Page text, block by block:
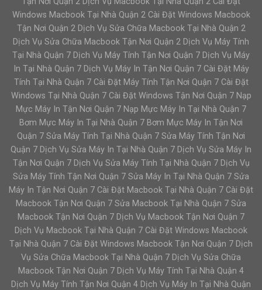
Windows Macbook Tại Nhà Quận 2 Cài Đặt Windows Macbook
Tận Nơi Quận 2 Dịch Vụ Sửa Chữa Macbook Tại Nhà Quận 2
Dịch Vụ Sửa Chữa Macbook Tận Nơi Quận 2 Dịch Vụ Máy Tính
Tại Nhà Quận 7 Dịch Vụ Máy Tính Tận Nơi Quận 7 Dịch Vụ Máy
In Tại Nhà Quận 7 Dịch Vụ Máy In Tận Nơi Quận 7 Cài Đặt Máy
Tính Tại Nhà Quận 7 Cài Đặt Máy Tính Tận Nơi Quận 7 Cài Đặt
Windows Tại Nhà Quận 7 Cài Đặt Windows Tận Nơi Quận 7 Nạp
Mực Máy In Tận Nơi Quận 7 Nạp Mực Máy In Tại Nhà Quận 7
Bơm Mực Máy In Tại Nhà Quận 7 Bơm Mực Máy In Tận Nơi
Quận 7 Sửa Máy Tính Tại Nhà Quận 7 Sửa Máy Tính Tận Nơi
Quận 7 Dịch Vụ Sửa Máy In Tại Nhà Quận 7 Dịch Vụ Sửa Máy In
Tận Nơi Quận 7 Dịch Vụ Sửa Máy Tính Tại Nhà Quận 7 Dịch Vụ
Sửa Máy Tính Tận Nơi Quận 7 Sửa Máy In Tại Nhà Quận 7 Sửa
Máy In Tận Nơi Quận 7 Cài Đặt Macbook Tại Nhà Quận 7 Cài Đặt
Macbook Tận Nơi Quận 7 Sửa Macbook Tại Nhà Quận 7 Sửa
Macbook Tận Nơi Quận 7 Dịch Vụ Macbook Tận Nơi Quận 7
Dịch Vụ Macbook Tại Nhà Quận 7 Cài Đặt Windows Macbook
Tại Nhà Quận 7 Cài Đặt Windows Macbook Tận Nơi Quận 7 Dịch
Vụ Sửa Chữa Macbook Tại Nhà Quận 7 Dịch Vụ Sửa Chữa
Macbook Tận Nơi Quận 7 Dịch Vụ Máy Tính Tại Nhà Quận 4
Dịch Vụ Máy Tính Tận Nơi Quận 4 Dịch Vụ Máy In Tại Nhà Quận